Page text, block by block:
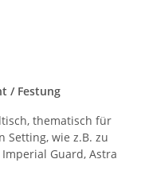
/ Festung
thematisch für
Setting, wie z.B. zu
Guard, Astra